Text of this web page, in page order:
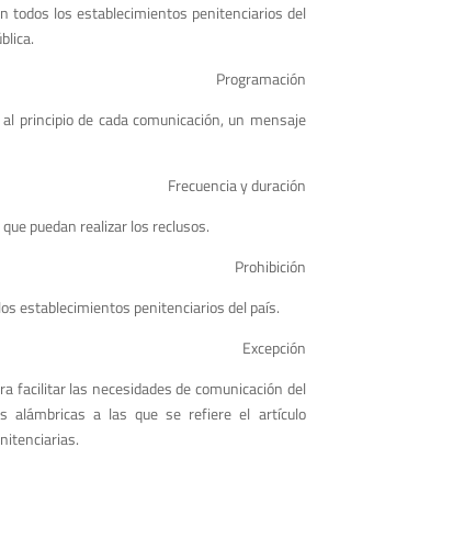
todos los establecimientos penitenciarios del
Programación
principio de cada comunicación, un mensaje
Frecuencia y duración
puedan realizar los reclusos.
Prohibición
establecimientos penitenciarios del país.
Excepción
facilitar las necesidades de comunicación del
alámbricas a las que se refiere el artículo